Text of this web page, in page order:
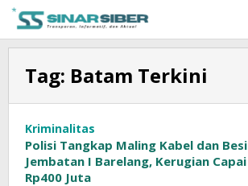
Lewati
konten
Tag: Batam Terkini
Kriminalitas
Polisi Tangkap Maling Kabel dan Besi
Jembatan I Barelang, Kerugian Capai
Rp400 Juta